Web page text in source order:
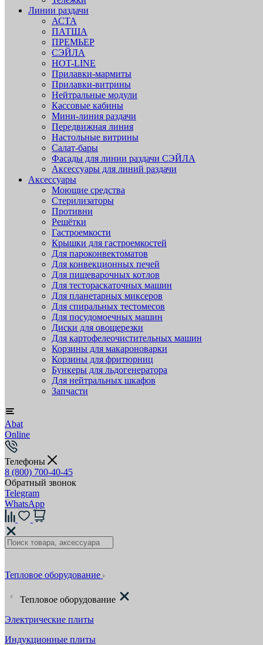
Линии раздачи
АСТА
ПАТША
ПРЕМЬЕР
СЭЙЛА
HOT-LINE
Прилавки-мармиты
Прилавки-витрины
Нейтральные модули
Кассовые кабины
Мини-линия раздачи
Передвижная линия
Настольные витрины
Салат-бары
Фасады для линии раздачи СЭЙЛА
Аксессуары для линий раздачи
Аксессуары
Моющие средства
Стерилизаторы
Противни
Решётки
Гастроемкости
Крышки для гастроемкостей
Для пароконвектоматов
Для конвекционных печей
Для пищеварочных котлов
Для тестораскаточных машин
Для планетарных миксеров
Для спиральных тестомесов
Для посудомоечных машин
Диски для овощерезки
Для картофелеочистительных машин
Корзины для макароноварки
Корзины для фритюрниц
Бункеры для льдогенератора
Для нейтральных шкафов
Запчасти
Abat
Online
Телефоны
8 (800) 700-40-45
Обратный звонок
Telegram
WhatsApp
Тепловое оборудование
Тепловое оборудование
Электрические плиты
Индукционные плиты